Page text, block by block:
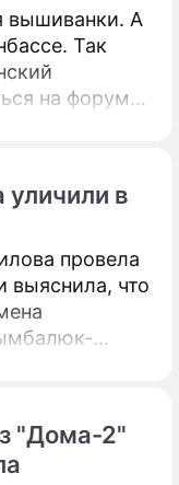
вышиванки. А
Так
на форуме
его
уличили в
провела
выяснила, что
По мнению
"Дома-2"